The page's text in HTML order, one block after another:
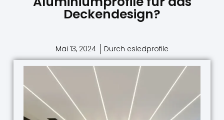
Deckendesign?
Mai 13, 2024 Durch esledprofile